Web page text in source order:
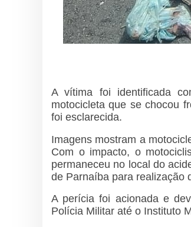
A vítima foi identificada
motocicleta que se chocou
foi esclarecida.
Imagens mostram a
Com o impacto, o
permaneceu no local do
de Parnaíba para realização
A perícia foi acionada e
Polícia Militar até o Instituto